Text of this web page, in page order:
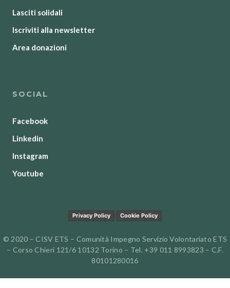
Lasciti solidali
Iscriviti alla newsletter
Area donazioni
SOCIAL
Facebook
Linkedin
Instagram
Youtube
Privacy Policy Cookie Policy
© 2020 – CISV ETS – Comunità Impegno Servizio Volontariato ETS
– Corso Chieri 121/6 10132 Torino – Tel. +39 011 8993823 – C.F.
80101280016